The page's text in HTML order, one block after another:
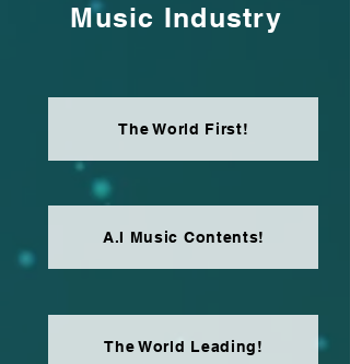
Music Industry
The World First!
A.I Music Contents!
The World Leading!